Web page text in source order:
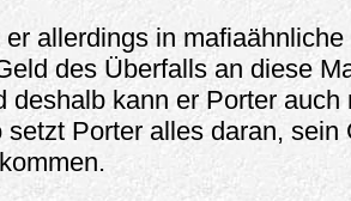
allerdings in
des Überfalls an diese
deshalb kann er Porter
setzt Porter alles daran, sein